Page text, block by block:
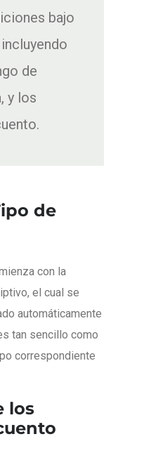
bajo
de
y los
de
con la
el cual se
automáticamente
tan sencillo como
correspondiente
los